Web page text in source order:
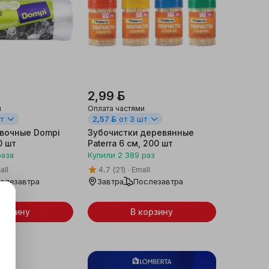
Dompi
шт
2,99 ƃ
Оплата частями
2,57 ƃ от 3 шт
Зубочистки деревянные
Paterra 6 см, 200 шт
Купили 2 389 раз
4.7 (21)
Emall
Завтра
Послезавтра
В корзину